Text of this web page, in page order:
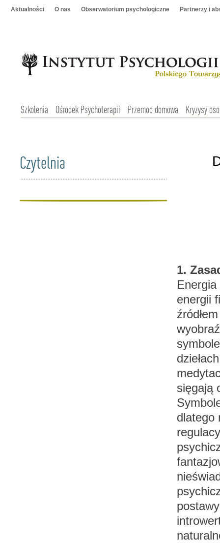
Aktualności O nas Obserwatorium psychologiczne Partnerzy i
Szkolenia Ośrodek Psychoterapii Przemoc domowa Kryzysy
Czytelnia
1.
energii
sięgają
dlatego